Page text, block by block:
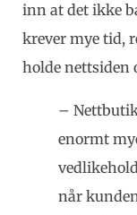
inn at det ikke
krever mye tid,
holde nettsiden
–
enormt
når